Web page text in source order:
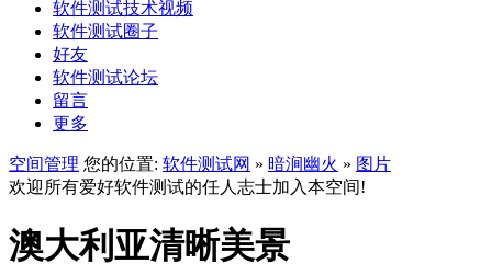
软件测试技术视频
软件测试圈子
好友
软件测试论坛
留言
更多
空间管理 您的位置: 软件测试网 » 暗涧幽火 » 图片
欢迎所有爱好软件测试的任人志士加入本空间!
澳大利亚清晰美景